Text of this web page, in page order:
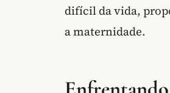
difícil da vida,
a maternidade.